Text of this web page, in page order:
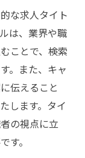
な求人タイト
は、業界や職
ことで、検索
。また、キャ
伝えること
します。タイ
の視点に立
す。